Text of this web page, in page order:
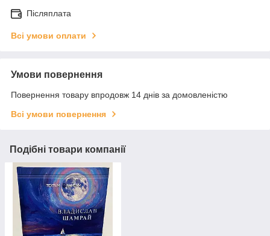
Післяплата
Всі умови оплати
Умови повернення
Повернення товару впродовж 14 днів за домовленістю
Всі умови повернення
Подібні товари компанії